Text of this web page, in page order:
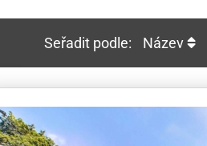
Seřadit podle: Název